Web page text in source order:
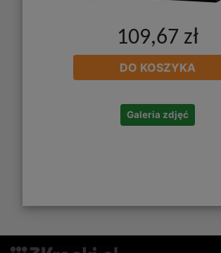
109,67 zł
DO KOSZYKA
Galeria zdjęć